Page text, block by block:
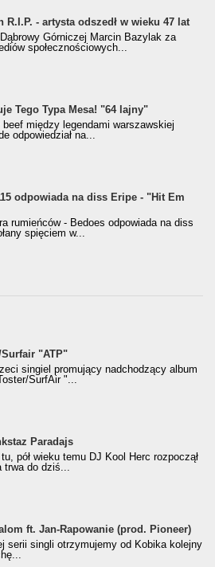
R.I.P. - artysta odszedł w wieku 47 lat
Górniczej Marcin Bazylak za
społecznościowych...
Tego Typa Mesa! "64 lajny"
beef między legendami warszawskiej
odpowiedział na...
odpowiada na diss Eripe - "Hit Em
rumieńców - Bedoes odpowiada na diss
spięciem w...
VIDEO
"ATP"
singiel promujący nadchodzący album
SurfAir "...
za
Album Roku
Paradajs
tu, pół wieku temu DJ Kool Herc rozpoczął
trwa do dziś...
Rapowanie (prod. Pioneer)
ft. Jan-Rapowanie (prod. Pioneer)
serii singli otrzymujemy od Kobika kolejny